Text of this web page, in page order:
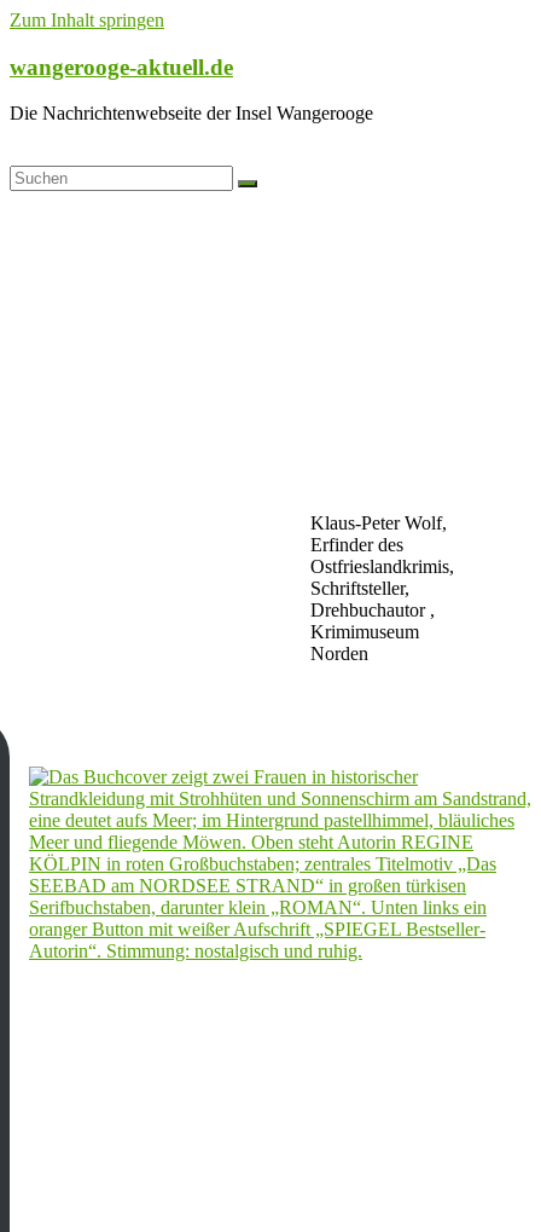
Zum Inhalt springen
wangerooge-aktuell.de
Die Nachrichtenwebseite der Insel Wangerooge
Klaus-Peter Wolf,
Erfinder des
Ostfrieslandkrimis,
Schriftsteller,
Drehbuchautor ,
Krimimuseum
Norden